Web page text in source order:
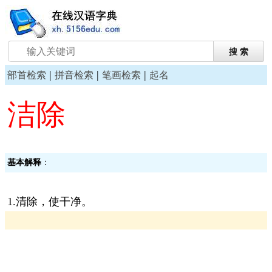
部首检索 | 拼音检索 | 笔画检索 | 起名
洁除
基本解释 ：
1.清除，使干净。